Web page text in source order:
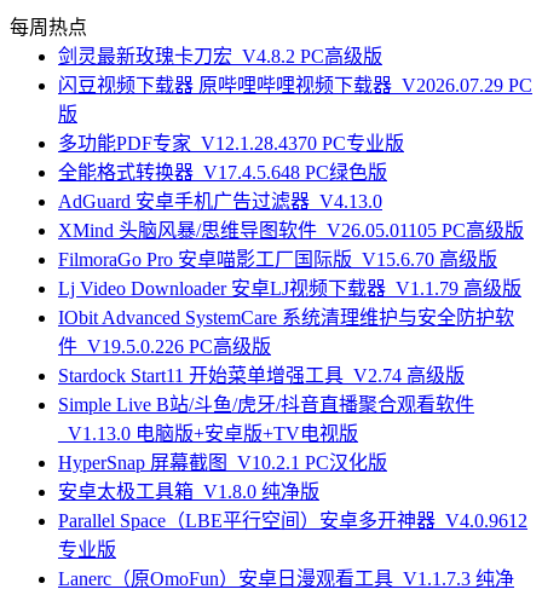
每周热点
剑灵最新玫瑰卡刀宏_V4.8.2 PC高级版
闪豆视频下载器 原哔哩哔哩视频下载器_V2026.07.29 PC
版
多功能PDF专家_V12.1.28.4370 PC专业版
全能格式转换器_V17.4.5.648 PC绿色版
AdGuard 安卓手机广告过滤器_V4.13.0
XMind 头脑风暴/思维导图软件_V26.05.01105 PC高级版
FilmoraGo Pro 安卓喵影工厂国际版_V15.6.70 高级版
Lj Video Downloader 安卓LJ视频下载器_V1.1.79 高级版
IObit Advanced SystemCare 系统清理维护与安全防护软
件_V19.5.0.226 PC高级版
Stardock Start11 开始菜单增强工具_V2.74 高级版
Simple Live B站/斗鱼/虎牙/抖音直播聚合观看软件
_V1.13.0 电脑版+安卓版+TV电视版
HyperSnap 屏幕截图_V10.2.1 PC汉化版
安卓太极工具箱_V1.8.0 纯净版
Parallel Space（LBE平行空间）安卓多开神器_V4.0.9612
专业版
Lanerc（原OmoFun）安卓日漫观看工具_V1.1.7.3 纯净